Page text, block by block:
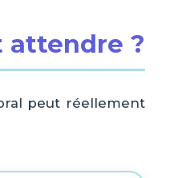
attendre ?
peut réellement